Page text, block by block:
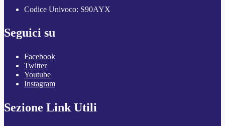
Codice Univoco: S90AYX
Seguici su
Facebook
Twitter
Youtube
Instagram
Sezione Link Utili